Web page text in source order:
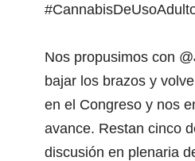
Nos propusimos con
bajar los brazos y
en el Congreso y nos
avance. Restan cinco
discusión en plenaria